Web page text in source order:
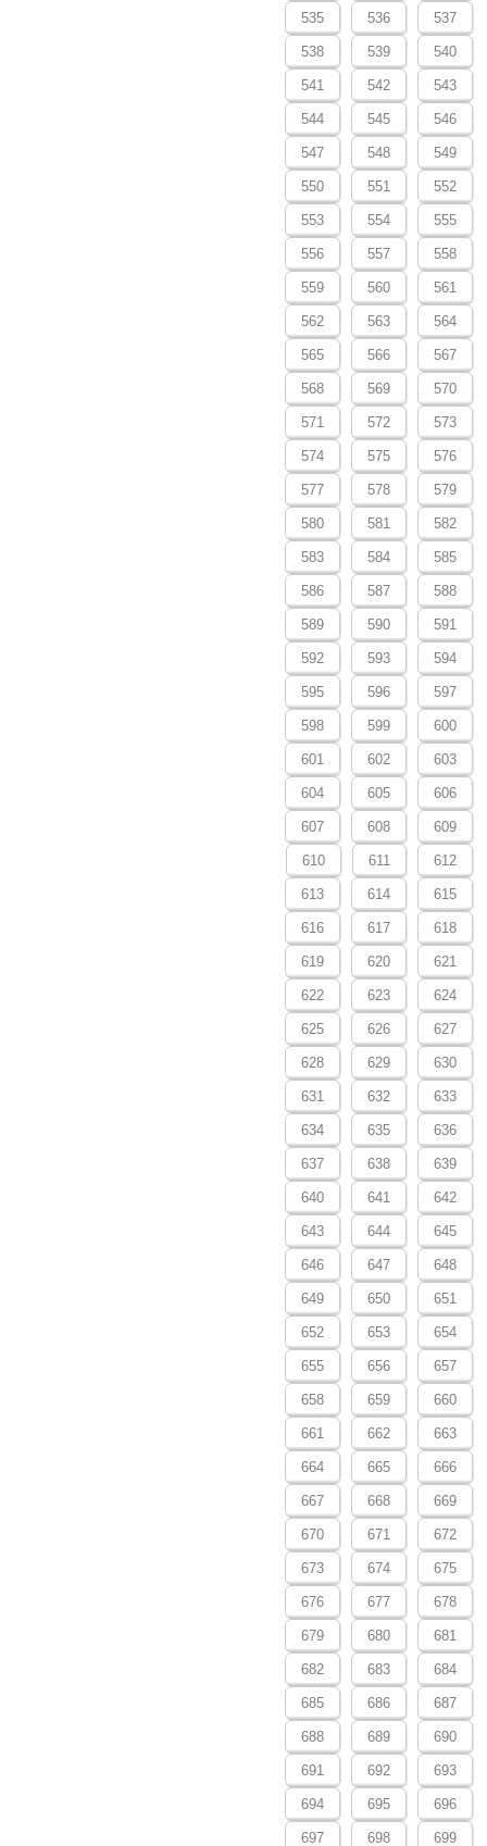
535 536 537
538 539 540
541 542 543
544 545 546
547 548 549
550 551 552
553 554 555
556 557 558
559 560 561
562 563 564
565 566 567
568 569 570
571 572 573
574 575 576
577 578 579
580 581 582
583 584 585
586 587 588
589 590 591
592 593 594
595 596 597
598 599 600
601 602 603
604 605 606
607 608 609
610 611 612
613 614 615
616 617 618
619 620 621
622 623 624
625 626 627
628 629 630
631 632 633
634 635 636
637 638 639
640 641 642
643 644 645
646 647 648
649 650 651
652 653 654
655 656 657
658 659 660
661 662 663
664 665 666
667 668 669
670 671 672
673 674 675
676 677 678
679 680 681
682 683 684
685 686 687
688 689 690
691 692 693
694 695 696
697 698 699